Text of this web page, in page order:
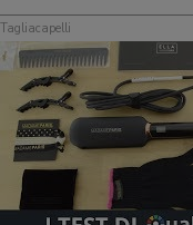
Tagliacapelli